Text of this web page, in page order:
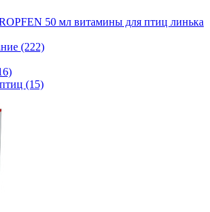
50 мл витамины для птиц линька
(222)
(15)